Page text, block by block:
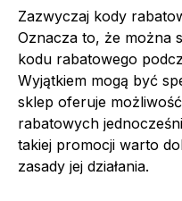
Zazwyczaj kody
Oznacza to, że można
kodu rabatowego
Wyjątkiem mogą być
sklep oferuje
rabatowych
takiej promocji warto
zasady jej działania.